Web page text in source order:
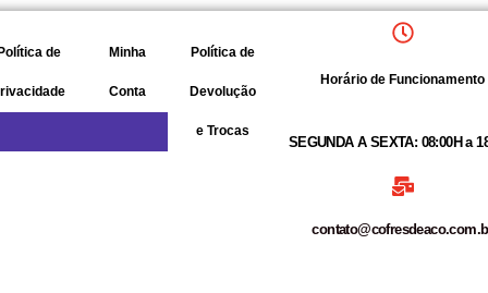
Política de Minha
Conta
Política de
Devolução
e Trocas
Horário de Funcionamento
SEGUNDA A SEXTA: 08:00H a